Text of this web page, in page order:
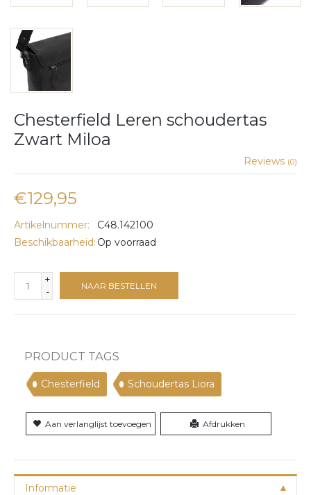
Chesterfield Leren schoudertas
Zwart Miloa
Reviews (0)
€129,95
Artikelnummer:
C48.142100
Beschikbaarheid: Op voorraad
+
-
NAAR BESTELLEN
PRODUCT TAGS
Chesterfield Schoudertas Liora
Aan verlanglijst toevoegen Afdrukken
Informatie